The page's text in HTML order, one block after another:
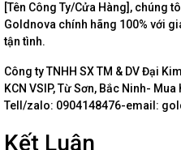
[Tên Công Ty/Cửa Hàng], chúng
Goldnova chính hãng 100% với
tận tình.
Công ty TNHH SX TM & DV Đại
KCN VSIP, Từ Sơn, Bắc Ninh-
Tell/zalo: 0904148476-email:
Kết Luận